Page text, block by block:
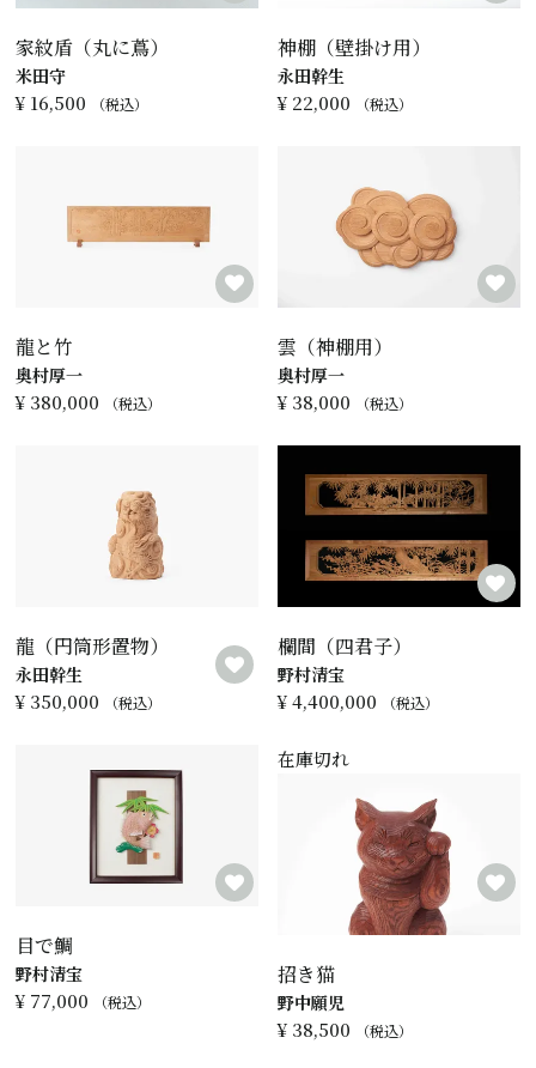
家紋盾（丸に蔦）
¥ 16,500 税込
米田守
神棚（壁掛け用）
¥ 22,000 税込
永田幹生
龍と竹
¥ 380,000 税込
奥村厚一
雲（神棚用）
¥ 38,000 税込
奥村厚一
龍（円筒形置物）
¥ 350,000 税込
永田幹生
欄間（四君子）
¥4,400,000 税込
野村清宝
目で鯛
¥ 77,000 税込
野村清宝 招き猫
¥ 38,500 税込
野中願児
在庫切れ